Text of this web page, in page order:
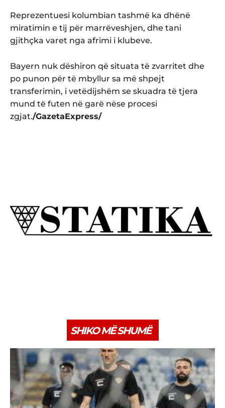
Reprezentuesi kolumbian tashmë ka dhënë
miratimin e tij për marrëveshjen, dhe tani
gjithçka varet nga afrimi i klubeve.
Bayern nuk dëshiron që situata të zvarritet dhe
po punon për të mbyllur sa më shpejt
transferimin, i vetëdijshëm se skuadra të tjera
mund të futen në garë nëse procesi
zgjat./GazetaExpress/
SHIKO MË SHUMË